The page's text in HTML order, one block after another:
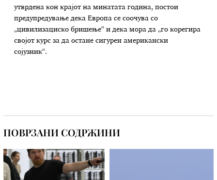
утврдена кон крајот на минатата година, постои
предупредување дека Европа се соочува со
„цивилизациско бришење“ и дека мора да „го корегира
својот курс за да остане сигурен американски
сојузник“.
ПОВРЗАНИ СОДРЖИНИ